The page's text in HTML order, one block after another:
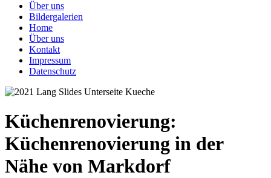
Über uns
Bildergalerien
Home
Über uns
Kontakt
Impressum
Datenschutz
Küchenrenovierung:
Küchenrenovierung in der
Nähe von Markdorf